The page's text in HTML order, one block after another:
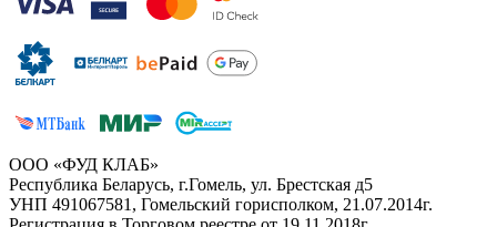
ООО «ФУД КЛАБ»
Республика Беларусь, г.Гомель, ул. Брестская д5
УНП 491067581, Гомельский горисполком, 21.07.2014г.